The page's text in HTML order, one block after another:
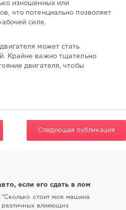
изношенных или
что потенциально позволяет
силе.
может стать
Крайне важно тщательно
двигателя, чтобы
Следующая публикация
если его сдать в лом
стоит моя машина
различных влияющих